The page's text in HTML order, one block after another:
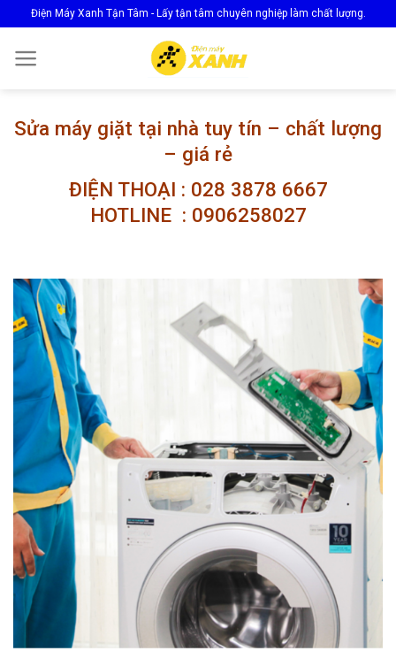
to
content
Điện Máy Xanh Tận Tâm - Lấy tận tâm chuyên nghiệp làm chất lượng.
Sửa máy giặt tại nhà tuy tín – chất lượng
– giá rẻ
ĐIỆN THOẠI : 028 3878 6667
HOTLINE : 0906258027